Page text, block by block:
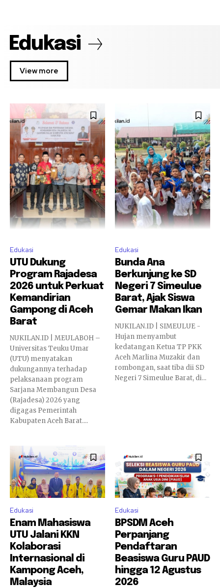
Edukasi
View more
Edukasi
UTU Dukung
Program Rajadesa
2026 untuk Perkuat
Kemandirian
Gampong di Aceh
Barat
NUKILAN.ID | MEULABOH –
Universitas Teuku Umar
(UTU) menyatakan
dukungannya terhadap
pelaksanaan program
Sarjana Membangun Desa
(Rajadesa) 2026 yang
digagas Pemerintah
Kabupaten Aceh Barat....
Edukasi
Bunda Ana
Berkunjung ke SD
Negeri 7 Simeulue
Barat, Ajak Siswa
Gemar Makan Ikan
NUKILAN.ID | SIMEULUE -
Hujan menyambut
kedatangan Ketua TP PKK
Aceh Marlina Muzakir dan
rombongan, saat tiba dii SD
Negeri 7 Simeulue Barat, di...
Edukasi
Enam Mahasiswa
UTU Jalani KKN
Kolaborasi
Internasional di
Kampong Aceh,
Malaysia
Edukasi
BPSDM Aceh
Perpanjang
Pendaftaran
Beasiswa Guru PAUD
hingga 12 Agustus
2026